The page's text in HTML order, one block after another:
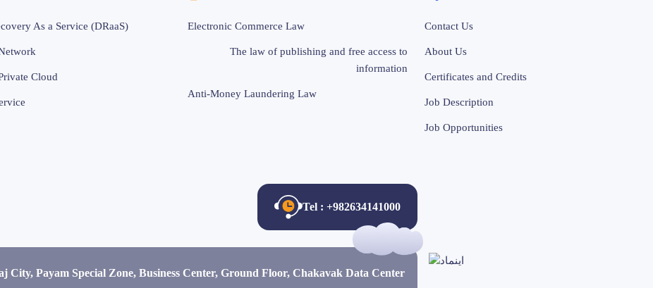
As a Service (DRaaS)
Cloud
Electronic Commerce Law
The law of publishing and free access to
information
Anti-Money Laundering Law
Contact Us
About Us
Certificates and Credits
Job Description
Job Opportunities
Tel : +982634141000
City, Payam Special Zone, Business Center, Ground Floor, Chakavak Data Center